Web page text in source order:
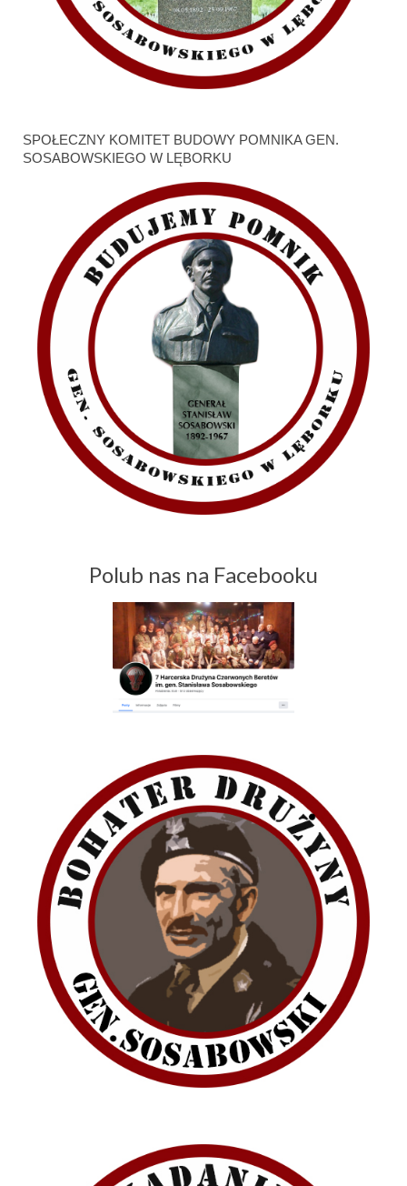
SPOŁECZNY KOMITET BUDOWY POMNIKA GEN.
SOSABOWSKIEGO W LĘBORKU
Polub nas na Facebooku